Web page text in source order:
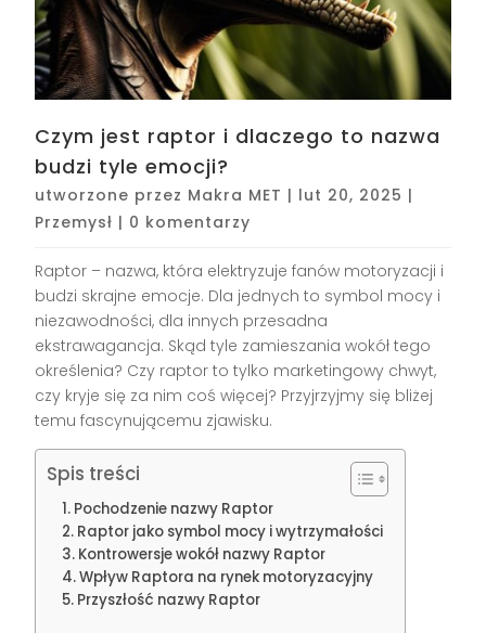
Czym jest raptor i dlaczego to nazwa
budzi tyle emocji?
utworzone przez Makra MET | lut 20, 2025 |
Przemysł | 0 komentarzy
Raptor – nazwa, która elektryzuje fanów motoryzacji i
budzi skrajne emocje. Dla jednych to symbol mocy i
niezawodności, dla innych przesadna
ekstrawagancja. Skąd tyle zamieszania wokół tego
określenia? Czy raptor to tylko marketingowy chwyt,
czy kryje się za nim coś więcej? Przyjrzyjmy się bliżej
temu fascynującemu zjawisku.
Spis treści
Pochodzenie nazwy Raptor
Raptor jako symbol mocy i wytrzymałości
Kontrowersje wokół nazwy Raptor
Wpływ Raptora na rynek motoryzacyjny
Przyszłość nazwy Raptor